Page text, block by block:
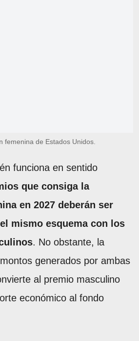
femenina de Estados Unidos.
funciona en sentido
que consiga la
en 2027 deberán ser
mismo esquema con los
. No obstante, la
generados por ambas
al premio masculino
económico al fondo